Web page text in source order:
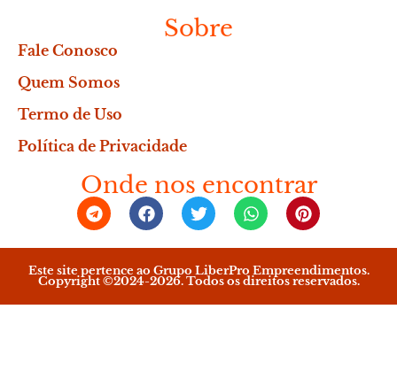
Sobre
Fale Conosco
Quem Somos
Termo de Uso
Política de Privacidade
Onde nos encontrar
Este site pertence ao Grupo LiberPro Empreendimentos.
Copyright ©2024-2026. Todos os direitos reservados.